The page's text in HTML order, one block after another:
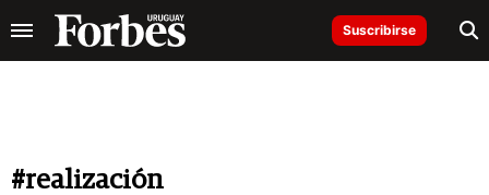
Suscribirse
#realización